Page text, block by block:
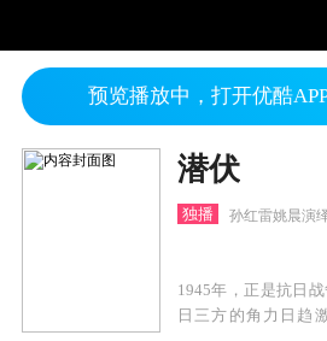
预览播放中，打开优酷
潜伏
独播 孙红雷姚晨演
1945年，正是抗日
日三方的角力日趋